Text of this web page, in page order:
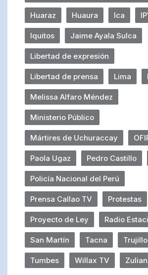
Huaraz Huaura Ica
Iquitos Jaime Ayala Sulca
Libertad de expresión
Libertad de prensa Lima
Melissa Alfaro Méndez
Ministerio Público
Mártires de Uchuraccay
Paola Ugaz Pedro Castillo
Policía Nacional del Perú
Prensa Callao TV Protestas
Proyecto de Ley Radio
San Martín Tacna Trujillo
Tumbes Willax TV